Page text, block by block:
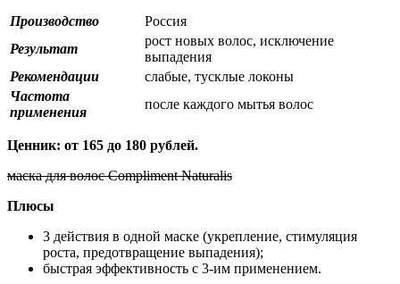
Производство
Россия
Результат
рост новых волос, исключение
выпадения
Рекомендации
слабые, тусклые локоны
Частота
применения
после каждого мытья волос
Ценник: от 165 до 180 рублей.
маска для волос Compliment Naturalis
Плюсы
3 действия в одной маске (укрепление, стимуляция
роста, предотвращение выпадения);
быстрая эффективность с 3-им применением.